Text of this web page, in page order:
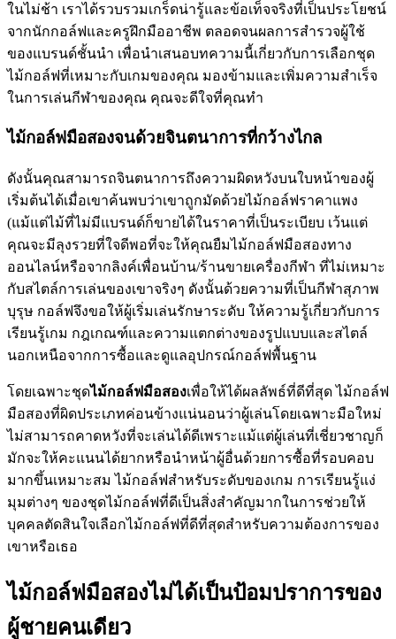
ในไม่ช้า เราได้รวบรวมเกร็ดน่ารู้และข้อเท็จจริงที่เป็นประโยชน์
จากนักกอล์ฟและครูฝึกมืออาชีพ ตลอดจนผลการสำรวจผู้ใช้
ของแบรนด์ชั้นนำ เพื่อนำเสนอบทความนี้เกี่ยวกับการเลือกชุด
ไม้กอล์ฟที่เหมาะกับเกมของคุณ มองข้ามและเพิ่มความสำเร็จ
ในการเล่นกีฬาของคุณ คุณจะดีใจที่คุณทำ
ไม้กอล์ฟมือสองจนด้วยจินตนาการที่กว้างไกล
ดังนั้นคุณสามารถจินตนาการถึงความผิดหวังบนใบหน้าของผู้
เริ่มต้นได้เมื่อเขาค้นพบว่าเขาถูกมัดด้วยไม้กอล์ฟราคาแพง
(แม้แต่ไม้ที่ไม่มีแบรนด์ก็ขายได้ในราคาที่เป็นระเบียบ เว้นแต่
คุณจะมีลุงรวยที่ใจดีพอที่จะให้คุณยืมไม้กอล์ฟมือสองทาง
ออนไลน์หรือจากลิงค์เพื่อนบ้าน/ร้านขายเครื่องกีฬา ที่ไม่เหมาะ
กับสไตล์การเล่นของเขาจริงๆ ดังนั้นด้วยความที่เป็นกีฬาสุภาพ
บุรุษ กอล์ฟจึงขอให้ผู้เริ่มเล่นรักษาระดับ ให้ความรู้เกี่ยวกับการ
เรียนรู้เกม กฎเกณฑ์และความแตกต่างของรูปแบบและสไตล์
นอกเหนือจากการซื้อและดูแลอุปกรณ์กอล์ฟพื้นฐาน
โดยเฉพาะชุดไม้กอล์ฟมือสองเพื่อให้ได้ผลลัพธ์ที่ดีที่สุด ไม้กอล์ฟ
มือสองที่ผิดประเภทค่อนข้างแน่นอนว่าผู้เล่นโดยเฉพาะมือใหม่
ไม่สามารถคาดหวังที่จะเล่นได้ดีเพราะแม้แต่ผู้เล่นที่เชี่ยวชาญก็
มักจะให้คะแนนได้ยากหรือนำหน้าผู้อื่นด้วยการซื้อที่รอบคอบ
มากขึ้นเหมาะสม ไม้กอล์ฟสำหรับระดับของเกม การเรียนรู้แง่
มุมต่างๆ ของชุดไม้กอล์ฟที่ดีเป็นสิ่งสำคัญมากในการช่วยให้
บุคคลตัดสินใจเลือกไม้กอล์ฟที่ดีที่สุดสำหรับความต้องการของ
เขาหรือเธอ
ไม้กอล์ฟมือสองไม่ได้เป็นป้อมปราการของ
ผู้ชายคนเดียว